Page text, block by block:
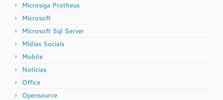
Microsiga Protheus
Microsoft
Microsoft Sql Server
Mídias Sociais
Mobile
Notícias
Office
Opensource